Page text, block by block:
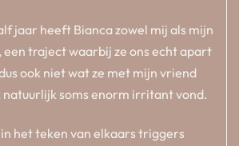
jaar heeft Bianca zowel mij als mijn
traject waarbij ze ons echt apart
ook niet wat ze met mijn vriend
natuurlijk soms enorm irritant vond.
het teken van elkaars triggers